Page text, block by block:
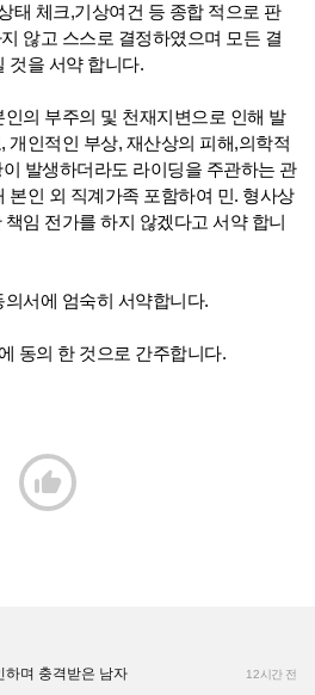
태 체크,기상여건 등 종합 적으로 판
않고 스스로 결정하였으며 모든 결
것을 서약 합니다.
의 부주의 및 천재지변으로 인해 발
개인적인 부상, 재산상의 피해,의학적
발생하더라도 라이딩을 주관하는 관
본인 외 직계가족 포함하여 민. 형사상
임 전가를 하지 않겠다고 서약 합니
서에 엄숙히 서약합니다.
동의 한 것으로 간주합니다.

하며 충격받은 남자 12시간 전